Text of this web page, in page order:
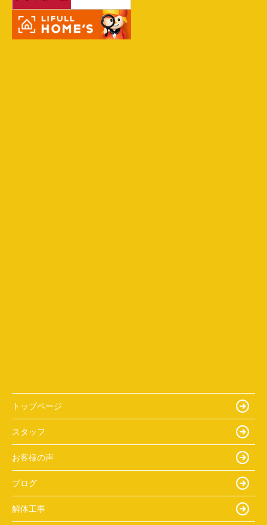
トップページ
スタッフ
お客様の声
ブログ
解体工事